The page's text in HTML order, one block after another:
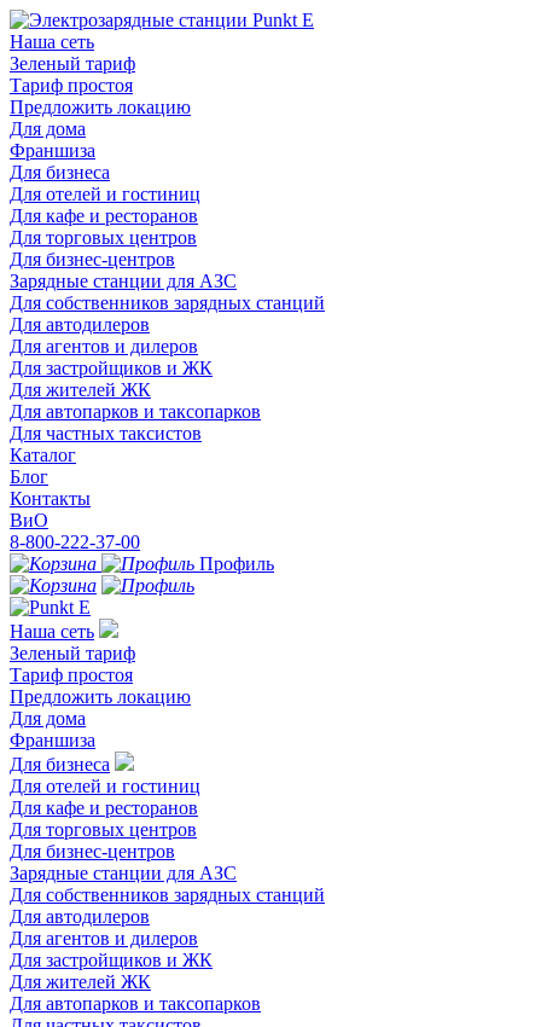
Наша сеть
Зеленый тариф
Тариф простоя
Предложить локацию
Для дома
Франшиза
Для бизнеса
Для отелей и гостиниц
Для кафе и ресторанов
Для торговых центров
Для бизнес-центров
Зарядные станции для АЗС
Для собственников зарядных станций
Для автодилеров
Для агентов и дилеров
Для застройщиков и ЖК
Для жителей ЖК
Для автопарков и таксопарков
Для частных таксистов
Каталог
Блог
Контакты
ВиО
8-800-222-37-00
Профиль
Наша сеть
Зеленый тариф
Тариф простоя
Предложить локацию
Для дома
Франшиза
Для бизнеса
Для отелей и гостиниц
Для кафе и ресторанов
Для торговых центров
Для бизнес-центров
Зарядные станции для АЗС
Для собственников зарядных станций
Для автодилеров
Для агентов и дилеров
Для застройщиков и ЖК
Для жителей ЖК
Для автопарков и таксопарков